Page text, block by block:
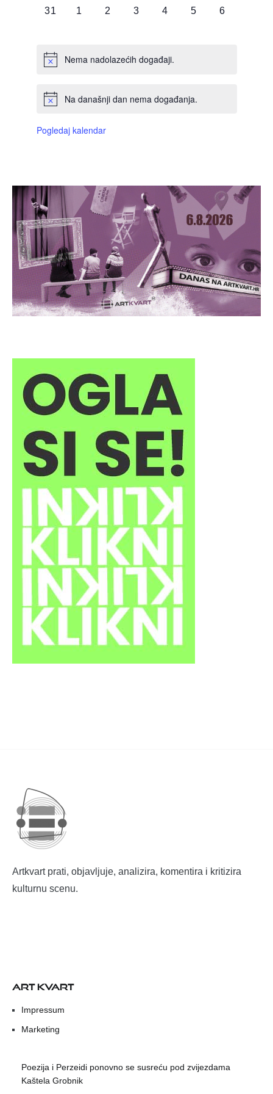
0
31
0
1
0
2
0
3
0
4
0
5
0
6
Nema nadolazećih događaji.
Na današnji dan nema događanja.
Pogledaj kalendar
Artkvart prati, objavljuje, analizira, komentira i kritizira
kulturnu scenu.
ART KVART
Impressum
Marketing
Poezija i Perzeidi ponovno se susreću pod zvijezdama
Kaštela Grobnik